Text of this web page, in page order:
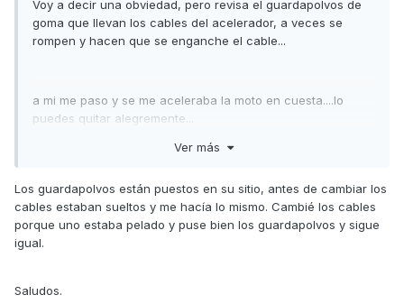
Voy a decir una obviedad, pero revisa el guardapolvos de
goma que llevan los cables del acelerador, a veces se
rompen y hacen que se enganche el cable...
a mi me paso y se me aceleraba la moto en cuesta....lo
puedes quitar alegremente...
Ver más
Los guardapolvos están puestos en su sitio, antes de cambiar los
cables estaban sueltos y me hacía lo mismo. Cambié los cables
porque uno estaba pelado y puse bien los guardapolvos y sigue
igual.
Saludos.